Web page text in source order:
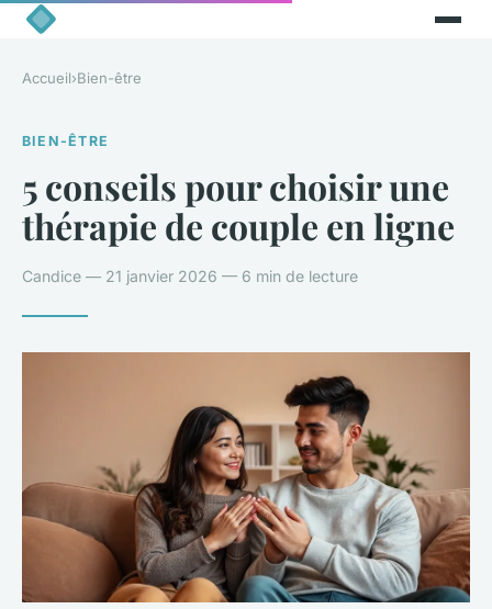
Accueil›Bien-être
BIEN-ÊTRE
5 conseils pour choisir une
thérapie de couple en ligne
Candice — 21 janvier 2026 — 6 min de lecture